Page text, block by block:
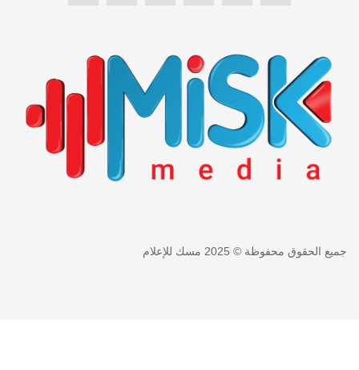
جميع الحقوق محفوظة © 2025 مسك للإعلام